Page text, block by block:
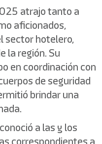
atrajo tanto a
aficionados,
sector hotelero,
la región. Su
en coordinación con
de seguridad
brindar una
a las y los